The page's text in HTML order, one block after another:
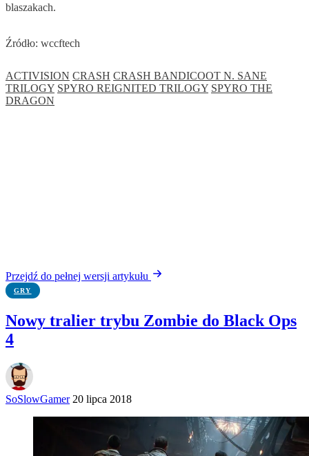
blaszakach.
Źródło: wccftech
ACTIVISION CRASH CRASH BANDICOOT N. SANE
TRILOGY SPYRO REIGNITED TRILOGY SPYRO THE
DRAGON
Przejdź do pełnej wersji artykułu
GRY
Nowy tralier trybu Zombie do Black Ops
4
SoSlowGamer 20 lipca 2018